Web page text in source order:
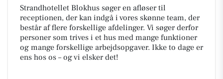
Strandhotellet Blokhus søger en afløser til
receptionen, der kan indgå i vores skønne team, der
består af flere forskellige afdelinger. Vi søger derfor
personer som trives i et hus med mange funktioner
og mange forskellige arbejdsopgaver. Ikke to dage er
ens hos os – og vi elsker det!